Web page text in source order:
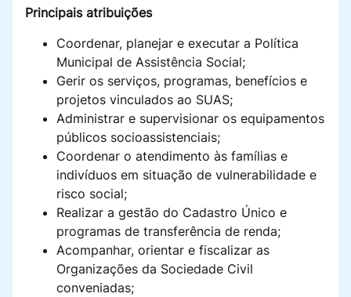
Principais atribuições
Coordenar, planejar e executar a Política
Municipal de Assistência Social;
Gerir os serviços, programas, benefícios e
projetos vinculados ao SUAS;
Administrar e supervisionar os equipamentos
públicos socioassistenciais;
Coordenar o atendimento às famílias e
indivíduos em situação de vulnerabilidade e
risco social;
Realizar a gestão do Cadastro Único e
programas de transferência de renda;
Acompanhar, orientar e fiscalizar as
Organizações da Sociedade Civil
conveniadas;